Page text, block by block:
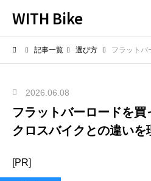
WITH Bike
記事一覧 選び方 フラットバーロード
2026.06.08
フラットバーロードを買
クロスバイクとの違いを
[PR]